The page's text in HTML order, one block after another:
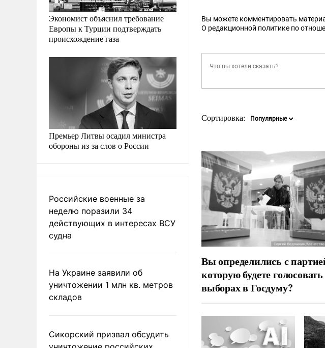
Экономист объяснил требование
Европы к Турции подтверждать
происхождение газа
Премьер Литвы осадил министра
обороны из-за слов о России
Российские военные за
неделю поразили 34
действующих в интересах ВСУ
судна
На Украине заявили об
уничтожении 1 млн кв. метров
складов
Сикорский призвал обсудить
Вы можете комментировать
О редакционной политике по
Сортировка:
Вы определились с
которую будете
выборах в Госдуму?